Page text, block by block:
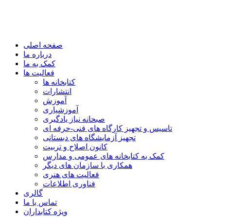
Children Cultural Development Center
صفحه اصلی
درباره ما
کمک به ما
فعالیت ها
کتابخانه ها
انتشارات
آموزش
آموزشیاری
صبحانه نیاز یادگیری
تاسیس و تجهیز کارگاه های فنی-حرفه ای
تجهیز آزمایشگاه های دبستانی
کانون اصلاح و تربیت
کمک به کتابخانه های عمومی و مدارس
همکاری با سازمان های دیگر
فعالیت های هنری
فناوری اطلاعات
گالری
تماس با ما
ویژه کتابداران